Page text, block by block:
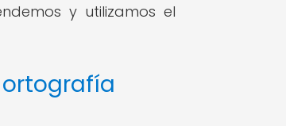
y utilizamos el